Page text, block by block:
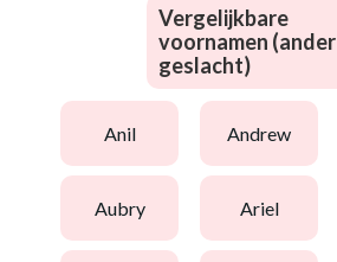
Vergelijkbare
voornamen (ander
geslacht)
anil andrew
aubry ariel